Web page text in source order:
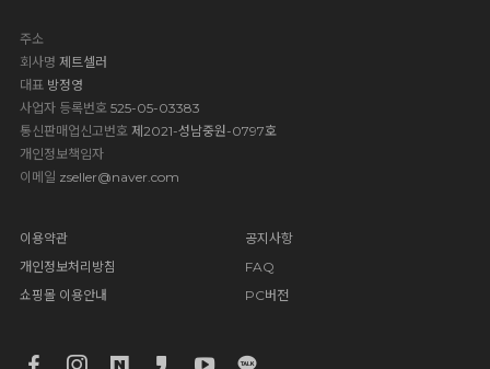
주소
회사명 제트셀러
대표방정영
사업자 등록번호 525-05-03383
통신판매업신고번호 제2021-성남중원-0797호
개인정보책임자
이메일 zseller@naver.com
이용약관
개인정보처리방침
쇼핑몰 이용안내
공지사항
FAQ
PC버전